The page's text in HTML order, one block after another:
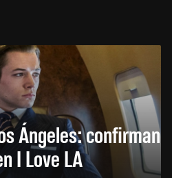
Ángeles: confirman
I Love LA